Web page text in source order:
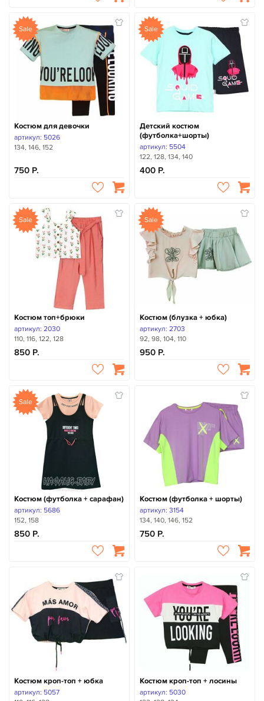
Sale
Костюм для девочки
артикул: 5026
134, 146, 152
750
Sale
Детский костюм
(футболка+шорты)
артикул: 5504
122, 128, 134, 140
400
Sale
Костюм топ+брюки
артикул: 2030
110, 116, 122, 128
850
Sale
Костюм (блузка + юбка)
артикул: 2703
92, 98, 104, 110
950
Sale
Костюм (футболка + сарафан)
артикул: 5686
152, 158
850
Костюм (футболка + шорты)
артикул: 3154
134, 140, 146, 152
750
Костюм кроп-топ + юбка
артикул: 5057
Костюм кроп-топ + лосины
артикул: 5030